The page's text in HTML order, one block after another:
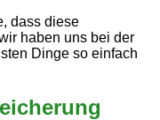
dass diese
haben uns bei der
Dinge so einfach